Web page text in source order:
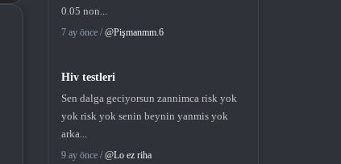
0.05 non...
7 ay önce / @Pişmanmm.6
Hiv testleri
Sen dalga geciyorsun zannimca risk yok
yok risk yok senin beynin yanmis yok
arka...
9 ay önce / @Lo ez riha